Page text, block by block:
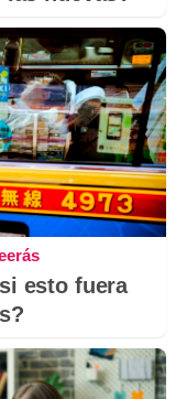
esto fuera